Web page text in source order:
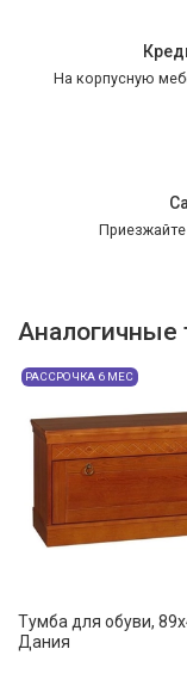
На корпусную
Аналогичные
РАССРОЧКА 6 МЕС
Тумба для обуви,
Дания